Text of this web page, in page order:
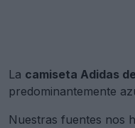
La camiseta Adidas
predominantemente
Nuestras fuentes nos